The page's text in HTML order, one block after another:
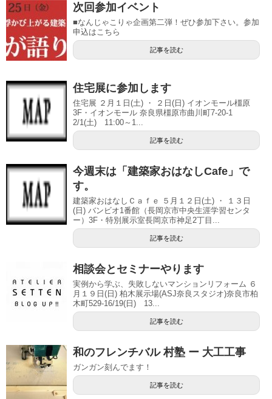
次回参加イベント
■なんじゃこりゃ企画第二弾！ぜひ参加下さい。参加
申込はこちら
記事を読む
住宅展に参加します
住宅展 ２月１日(土) ・ ２日(日) イオンモール橿原
3F・イオンモール 奈良県橿原市曲川町7-20-1
2/1(土) 11:00～1...
記事を読む
今週末は「建築家おはなしCafe」で
す。
建築家おはなしＣａｆｅ ５月１２日(土) ・ １３日
(日) バンビオ1番館（長岡京市中央生涯学習センタ
ー）3F・特別展示室長岡京市神足2丁目...
記事を読む
相談会とセミナーやります
実例から学ぶ、失敗しないマンションリフォーム ６
月１９日(日) 柏木展示場(ASJ奈良スタジオ)奈良市柏
木町529‐16/19(日) 13...
記事を読む
和のフレンチバル 村塾 ー 大工工事
ガンガン刻んでます！
記事を読む